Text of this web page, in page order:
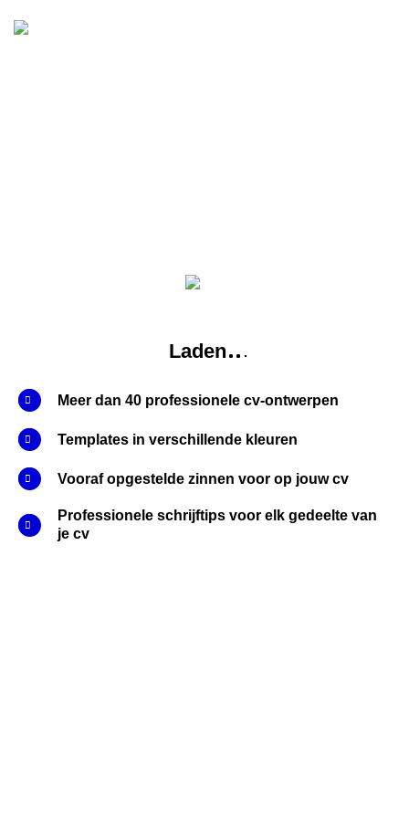
BU
IL
Laden
Meer dan 40 professionele cv-ontwerpen
Templates in verschillende kleuren
Vooraf opgestelde zinnen voor op jouw cv
Professionele schrijftips voor elk gedeelte van
je cv